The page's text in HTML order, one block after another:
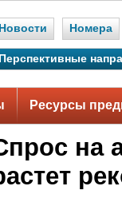
Новости Номера
Перспективные
Ресурсы
на